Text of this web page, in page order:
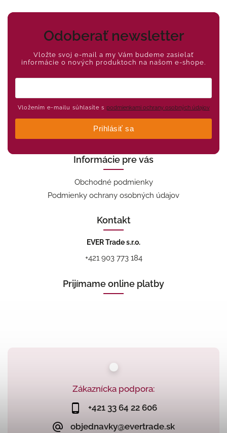
Zákaznícka podpora:
+421 33 64 22 606
objednavky@evertrade.sk
Odoberať newsletter
Vložte svoj e-mail a my Vám budeme zasielať
informácie o nových produktoch na našom e-shope.
Vložením e-mailu súhlasíte s podmienkami ochrany osobných údajov
Prihlásiť sa
Informácie pre vás
Obchodné podmienky
Podmienky ochrany osobných údajov
Kontakt
EVER Trade s.r.o.
+421 903 773 184
Prijímame online platby